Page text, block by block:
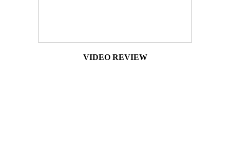
VIDEO REVIEW